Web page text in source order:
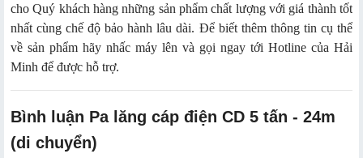
cho Quý khách hàng những sản phẩm chất lượng với giá thành tốt
nhất cùng chế độ bảo hành lâu dài. Để biết thêm thông tin cụ thể
về sản phẩm hãy nhấc máy lên và gọi ngay tới Hotline của Hải
Minh để được hỗ trợ.
Bình luận Pa lăng cáp điện CD 5 tấn - 24m
(di chuyển)